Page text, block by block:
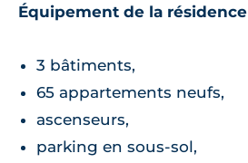
Équipement de la résidence
3 bâtiments,
65 appartements neufs,
ascenseurs,
parking en sous-sol,